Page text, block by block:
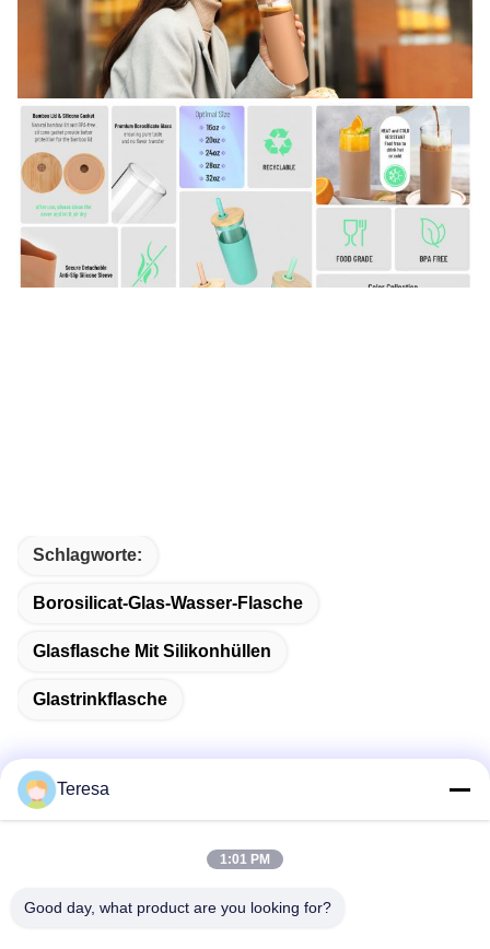
Schlagworte:
Borosilicat-Glas-Wasser-Flasche
Glasflasche Mit Silikonhüllen
Glastrinkflasche
Nein, nicht wirklich.53, SCIENCE AVENUE, HIGH-TECH
Teresa
1:01 PM
Good day, what product are you looking for?